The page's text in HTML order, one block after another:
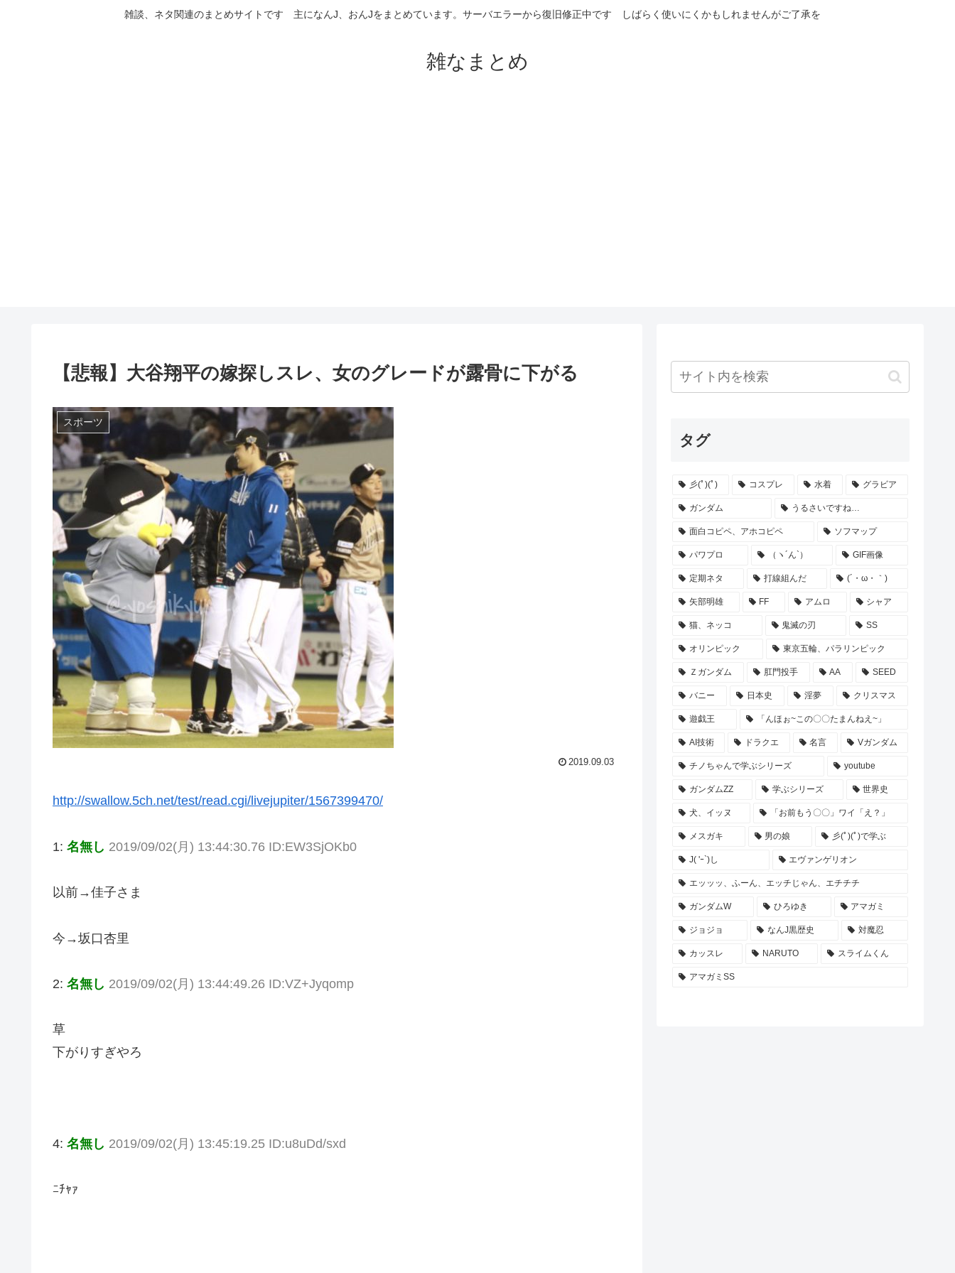
雑談、ネタ関連のまとめサイトです 主になんJ、おんJをまとめています。サーバエラーから復旧修正中です しばらく使いにくかもしれませんがご了承を
雑なまとめ
【悲報】大谷翔平の嫁探しスレ、女のグレードが露骨に下がる
スポーツ
2019.09.03
http://swallow.5ch.net/test/read.cgi/livejupiter/1567399470/
1: 名無し 2019/09/02(月) 13:44:30.76 ID:EW3SjOKb0
以前→佳子さま
今→坂口杏里
2: 名無し 2019/09/02(月) 13:44:49.26 ID:VZ+Jyqomp
草
下がりすぎやろ
4: 名無し 2019/09/02(月) 13:45:19.25 ID:u8uDd/sxd
ﾆﾁｬｧ
タグ
彡(ﾟ)(ﾟ) コスプレ 水着 グラビア
ガンダム うるさいですね…
面白コピペ、アホコピペ ソフマップ
パワプロ （ヽ´ん`） GIF画像
定期ネタ 打線組んだ (´・ω・｀)
矢部明雄 FF アムロ シャア
猫、ネッコ 鬼滅の刃 SS
オリンピック 東京五輪、パラリンピック
Ｚガンダム 肛門投手 AA SEED
バニー 日本史 淫夢 クリスマス
遊戯王 「んほぉ~この〇〇たまんねえ~」
AI技術 ドラクエ 名言 Vガンダム
チノちゃんで学ぶシリーズ youtube
ガンダムZZ 学ぶシリーズ 世界史
犬、イッヌ 「お前もう〇〇」ワイ「え？」
メスガキ 男の娘 彡(ﾟ)(ﾟ)で学ぶ
J( 'ｰ`)し エヴァンゲリオン
エッッッ、ふーん、エッチじゃん、エチチチ
ガンダムW ひろゆき アマガミ
ジョジョ なんJ黒歴史 対魔忍
カッスレ NARUTO スライムくん
アマガミSS